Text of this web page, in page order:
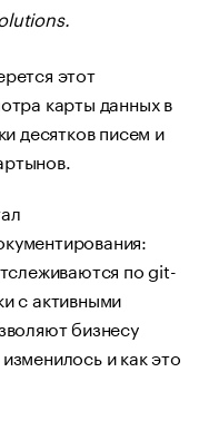
этот
карты данных в
десятков писем и
по git-
с активными
бизнесу
и как это